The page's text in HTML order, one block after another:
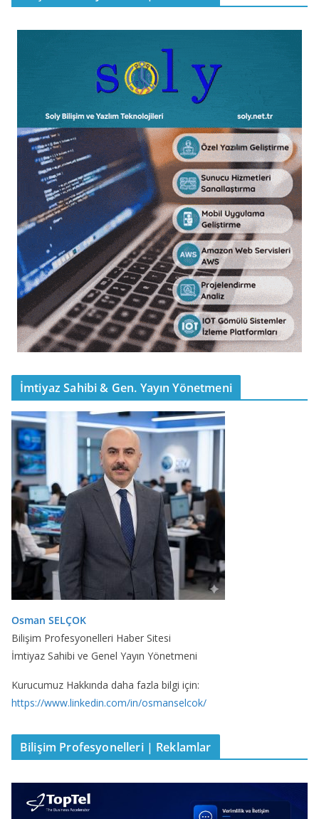
İmtiyaz Sahibi & Gen. Yayın Yönetmeni
Osman SELÇOK
Bilişim Profesyonelleri Haber Sitesi
İmtiyaz Sahibi ve Genel Yayın Yönetmeni
Kurucumuz Hakkında daha fazla bilgi için:
https://www.linkedin.com/in/osmanselcok/
Bilişim Profesyonelleri | Reklamlar